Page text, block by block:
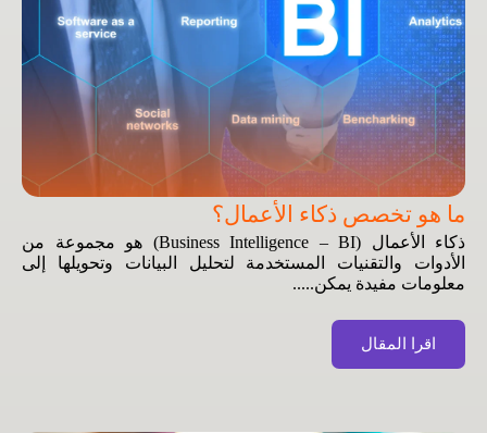
ما هو تخصص ذكاء الأعمال؟
ذكاء الأعمال (Business Intelligence – BI) هو مجموعة من
الأدوات والتقنيات المستخدمة لتحليل البيانات وتحويلها إلى
معلومات مفيدة يمكن.....
اقرا المقال